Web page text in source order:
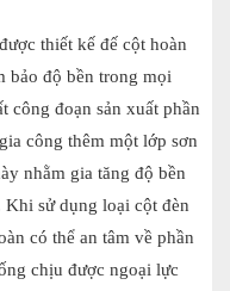
thiết kế đế cột hoàn
bảo độ bền trong mọi
công đoạn sản xuất phần
công thêm một lớp sơn
nhằm gia tăng độ bền
Khi sử dụng loại cột đèn
có thể an tâm về phần
chịu được ngoại lực